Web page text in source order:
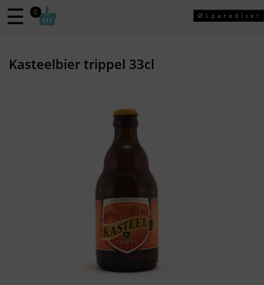
☰ 0
Kasteelbier trippel 33cl